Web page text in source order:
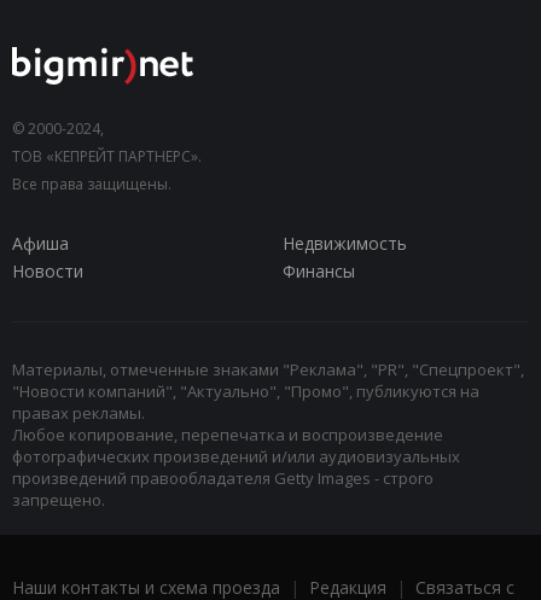
© 2000-2024,
ТОВ «КЕПРЕЙТ ПАРТНЕРС».
Все права защищены.
Афиша
Недвижимость
Новости
Финансы
Материалы, отмеченные знаками "Реклама", "PR", "Спецпроект",
"Новости компаний", "Актуально", "Промо", публикуются на
правах рекламы.
Любое копирование, перепечатка и воспроизведение
фотографических произведений и/или аудиовизуальных
произведений правообладателя Getty Images - строго
запрещено.
Наши контакты и схема проезда | Редакция | Связаться с